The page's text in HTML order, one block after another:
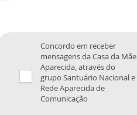
Concordo em receber
mensagens da Casa da Mãe
Aparecida, através do
grupo Santuário Nacional e
Rede Aparecida de
Comunicação